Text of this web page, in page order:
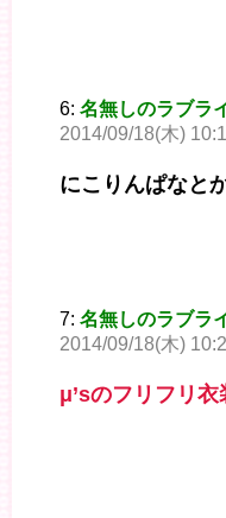
6: 名無しのラブラ
2014/09/18(木)
にこりんぱなと
7: 名無しのラブラ
2014/09/18(木)
μ’sのフリフリ